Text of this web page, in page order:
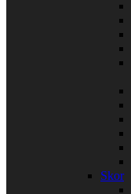
Skor